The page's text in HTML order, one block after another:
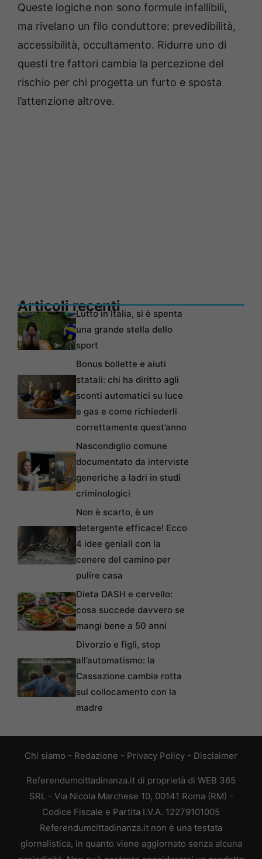
Queste logiche non sono formule infallibili,
ma rivelano un filo conduttore: prevedibilità,
accessibilità, occultamento. Ridurre uno di
questi tre fattori cambia la percezione del
rischio per chi progetta un furto e sposta
l’attenzione altrove.
Articoli recentiLutto in Italia, si è spenta
una grande stella dello
sport
Bonus bollette e aiuti
statali: chi ha diritto agli
sconti automatici su luce
e gas e come richiederli
correttamente quest’anno
Nascondiglio comune
documentato da interviste
generiche a ladri in studi
criminologici
Non è scarto, è un
detergente efficace! Ecco
4 idee geniali con la
cenere del camino per
pulire casa
Dieta DASH e cervello:
cosa succede davvero se
mangi bene a 50 anni
Divorzio e figli, stop
all’automatismo: la
Cassazione cambia rotta
sul collocamento con la
madre
Chi siamo - Redazione - Privacy Policy - Disclaimer
Referendumcittadinanza.it di proprietà di WEB 365
SRL - Via Nicola Marchese 10, 00141 Roma (RM) -
Codice Fiscale e Partita I.V.A. 12279101005
Referendumcittadinanza.it non è una testata
giornalistica, in quanto viene aggiornato senza alcuna